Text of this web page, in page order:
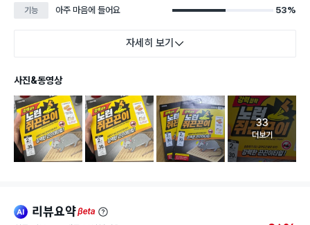
기능 아주 마음에 들어요 53%
자세히 보기
사진&동영상
고객 리뷰
33
더보기
ai 리뷰요약beta